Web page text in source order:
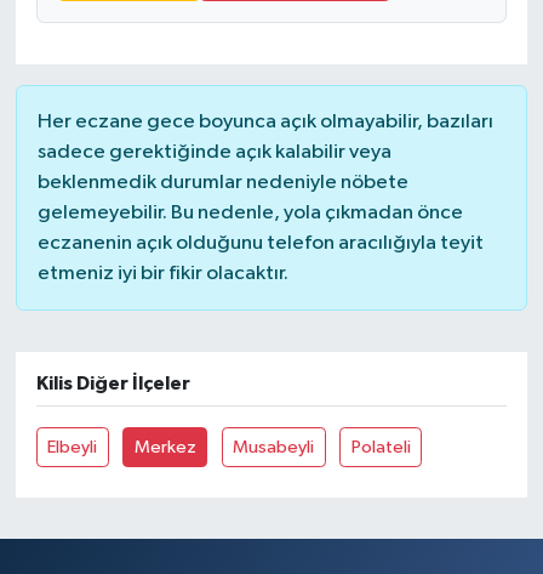
Her eczane gece boyunca açık olmayabilir, bazıları
sadece gerektiğinde açık kalabilir veya
beklenmedik durumlar nedeniyle nöbete
gelemeyebilir. Bu nedenle, yola çıkmadan önce
eczanenin açık olduğunu telefon aracılığıyla teyit
etmeniz iyi bir fikir olacaktır.
Kilis Diğer İlçeler
Elbeyli Merkez Musabeyli Polateli